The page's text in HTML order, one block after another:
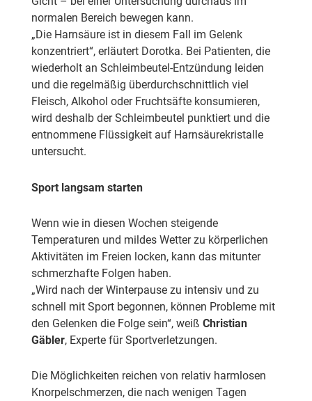
normalen Bereich bewegen kann.
„Die Harnsäure ist in diesem Fall im Gelenk
konzentriert“, erläutert Dorotka. Bei Patienten, die
wiederholt an Schleimbeutel-Entzündung leiden
und die regelmäßig überdurchschnittlich viel
Fleisch, Alkohol oder Fruchtsäfte konsumieren,
wird deshalb der Schleimbeutel punktiert und die
entnommene Flüssigkeit auf Harnsäurekristalle
untersucht.
Sport langsam starten
Wenn wie in diesen Wochen steigende
Temperaturen und mildes Wetter zu körperlichen
Aktivitäten im Freien locken, kann das mitunter
schmerzhafte Folgen haben.
„Wird nach der Winterpause zu intensiv und zu
schnell mit Sport begonnen, können Probleme mit
den Gelenken die Folge sein“, weiß Christian
Gäbler, Experte für Sportverletzungen.
Die Möglichkeiten reichen von relativ harmlosen
Knorpelschmerzen, die nach wenigen Tagen